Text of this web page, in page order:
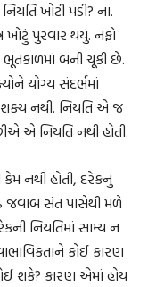
ખોટી પડી? ના.
ખોટું પુરવાર થયું. નફો
બની ચૂકી છે.
યોગ્ય સંદર્ભમાં
નથી. નિયતિ એ જ
એ નિયતિ નથી હોતી.
નથી હોતી, દરેકનું
જવાબ સંત પાસેથી મળે
નિયતિમાં સામ્ય ન
કોઈ કારણ
શકે? કારણ એમાં હોય